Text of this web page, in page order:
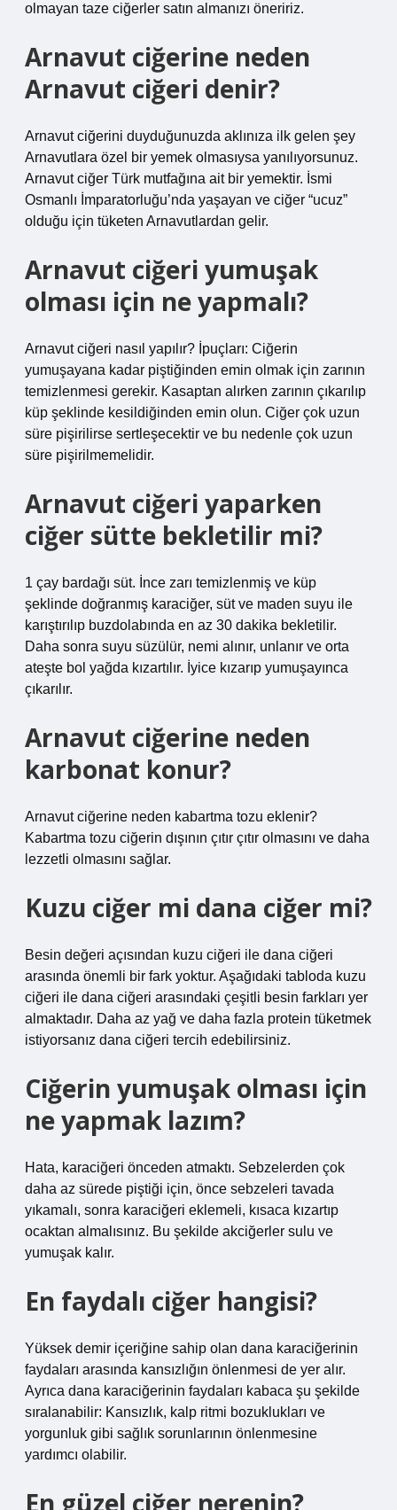
olmayan taze ciğerler satın almanızı öneririz.
Arnavut ciğerine neden
Arnavut ciğeri denir?
Arnavut ciğerini duyduğunuzda aklınıza ilk gelen şey
Arnavutlara özel bir yemek olmasıysa yanılıyorsunuz.
Arnavut ciğer Türk mutfağına ait bir yemektir. İsmi
Osmanlı İmparatorluğu’nda yaşayan ve ciğer “ucuz”
olduğu için tüketen Arnavutlardan gelir.
Arnavut ciğeri yumuşak
olması için ne yapmalı?
Arnavut ciğeri nasıl yapılır? İpuçları: Ciğerin
yumuşayana kadar piştiğinden emin olmak için zarının
temizlenmesi gerekir. Kasaptan alırken zarının çıkarılıp
küp şeklinde kesildiğinden emin olun. Ciğer çok uzun
süre pişirilirse sertleşecektir ve bu nedenle çok uzun
süre pişirilmemelidir.
Arnavut ciğeri yaparken
ciğer sütte bekletilir mi?
1 çay bardağı süt. İnce zarı temizlenmiş ve küp
şeklinde doğranmış karaciğer, süt ve maden suyu ile
karıştırılıp buzdolabında en az 30 dakika bekletilir.
Daha sonra suyu süzülür, nemi alınır, unlanır ve orta
ateşte bol yağda kızartılır. İyice kızarıp yumuşayınca
çıkarılır.
Arnavut ciğerine neden
karbonat konur?
Arnavut ciğerine neden kabartma tozu eklenir?
Kabartma tozu ciğerin dışının çıtır çıtır olmasını ve daha
lezzetli olmasını sağlar.
Kuzu ciğer mi dana ciğer mi?
Besin değeri açısından kuzu ciğeri ile dana ciğeri
arasında önemli bir fark yoktur. Aşağıdaki tabloda kuzu
ciğeri ile dana ciğeri arasındaki çeşitli besin farkları yer
almaktadır. Daha az yağ ve daha fazla protein tüketmek
istiyorsanız dana ciğeri tercih edebilirsiniz.
Ciğerin yumuşak olması için
ne yapmak lazım?
Hata, karaciğeri önceden atmaktı. Sebzelerden çok
daha az sürede piştiği için, önce sebzeleri tavada
yıkamalı, sonra karaciğeri eklemeli, kısaca kızartıp
ocaktan almalısınız. Bu şekilde akciğerler sulu ve
yumuşak kalır.
En faydalı ciğer hangisi?
Yüksek demir içeriğine sahip olan dana karaciğerinin
faydaları arasında kansızlığın önlenmesi de yer alır.
Ayrıca dana karaciğerinin faydaları kabaca şu şekilde
sıralanabilir: Kansızlık, kalp ritmi bozuklukları ve
yorgunluk gibi sağlık sorunlarının önlenmesine
yardımcı olabilir.
En güzel ciğer nerenin?